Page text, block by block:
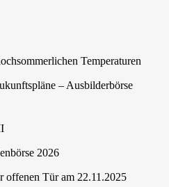
Temperaturen
– Ausbilderbörse
2026
offenen Tür am 22.11.2025